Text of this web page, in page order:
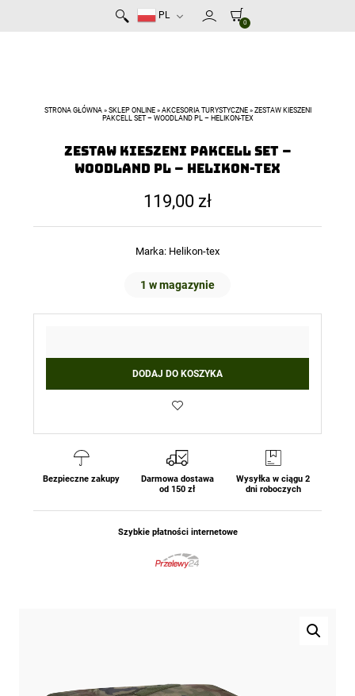
PL
0
STRONA GŁÓWNA» SKLEP ONLINE» AKCESORIA TURYSTYCZNE» ZESTAW KIESZENI
PAKCELL SET – WOODLAND PL – HELIKON-TEX
Zestaw Kieszeni Pakcell Set –
Woodland PL – Helikon-Tex
119,00 zł
Marka: Helikon-tex
1 w magazynie
DODAJ DO KOSZYKA
Bezpieczne zakupy
Darmowa dostawa
od 150 zł
Wysyłka w ciągu 2
dni roboczych
Szybkie płatności internetowe